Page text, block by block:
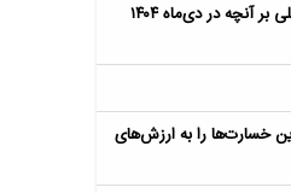
از ترس مرگ خودکشی کردن / تحلیلی بر آنچه در دی‌ماه ۱۴۰۴
خسارت‌ها را به ارزش‌های